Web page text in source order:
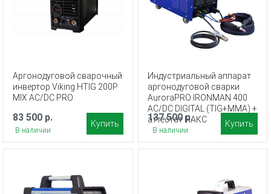
Аргонодуговой сварочный
инвертор Viking HTIG 200P
MIX AC/DC PRO
83 500 р.
В наличии
Купить
Индустриальный аппарат
аргонодуговой сварки
AuroraPRO IRONMAN 400
AC/DC DIGITAL (TIG+MMA) +
аттестат НАКС
137 500 р.
В наличии
Купить